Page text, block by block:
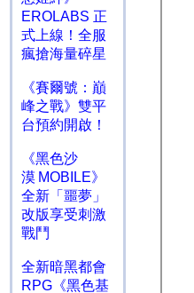
EROLABS 正
式上線！全服
瘋搶海量碎星
《賽爾號：巔
峰之戰》雙平
台預約開啟！
《黑色沙
漠 MOBILE》
全新「噩夢」
改版享受刺激
戰鬥
全新暗黑都會
RPG《黑色基